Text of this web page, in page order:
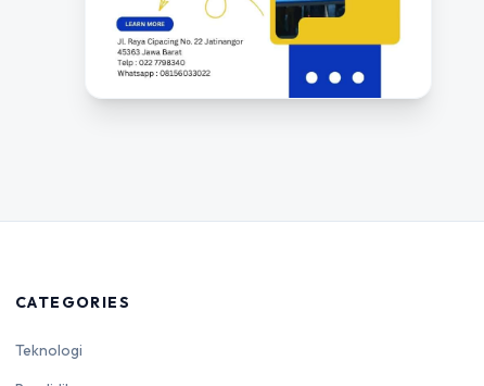
CATEGORIES
Teknologi